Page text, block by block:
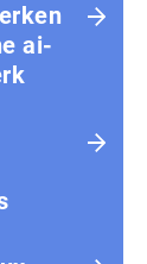
ai-